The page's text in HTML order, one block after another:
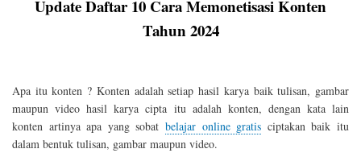
Update Daftar 10 Cara Memonetisasi Konten
Tahun 2024
Apa itu konten ? Konten adalah setiap hasil karya baik tulisan, gambar
maupun video hasil karya cipta itu adalah konten, dengan kata lain
konten artinya apa yang sobat belajar online gratis ciptakan baik itu
dalam bentuk tulisan, gambar maupun video.